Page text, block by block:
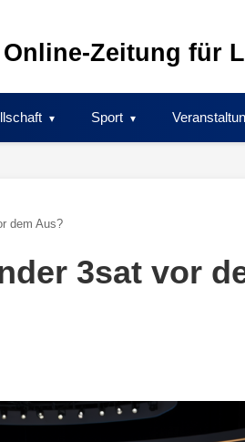
Online-Zeitung für
Sport
dem Aus?
3sat vor